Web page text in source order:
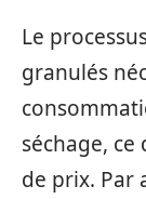
Le
granulés
séchage,
de prix. Par